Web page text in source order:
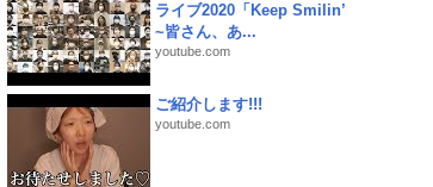
ライブ2020「Keep Smilin’
~皆さん、あ...
youtube.com
ご紹介します!!!
youtube.com